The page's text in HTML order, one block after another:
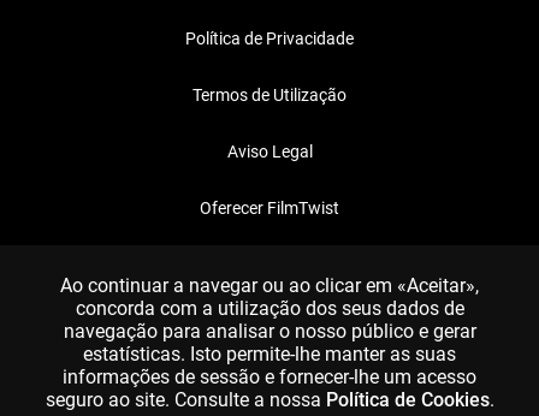
Política de Privacidade
Termos de Utilização
Aviso Legal
Oferecer FilmTwist
Ao continuar a navegar ou ao clicar em «Aceitar»,
concorda com a utilização dos seus dados de
navegação para analisar o nosso público e gerar
estatísticas. Isto permite-lhe manter as suas
informações de sessão e fornecer-lhe um acesso
seguro ao site. Consulte a nossa Política de Cookies.